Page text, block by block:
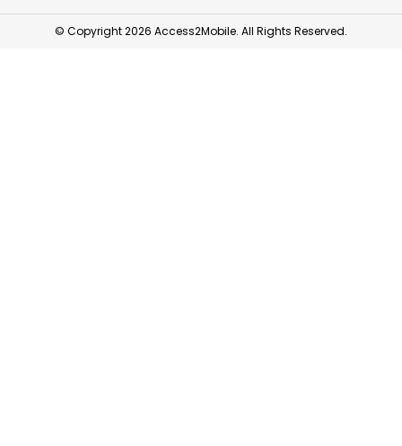
© Copyright 2026 Access2Mobile. All Rights Reserved.